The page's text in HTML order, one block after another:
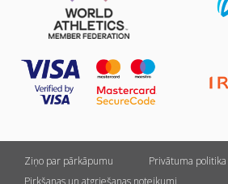
Ziņo par pārkāpumu
Privātuma politika